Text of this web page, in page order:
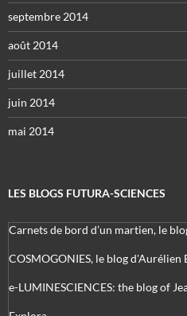
septembre 2014
août 2014
juillet 2014
juin 2014
mai 2014
LES BLOGS FUTURA-SCIENCES
Carnets de bord d’un martien, le
COSMOGONIES, le blog d'Aurélien
e-LUMINESCIENCES: the blog of